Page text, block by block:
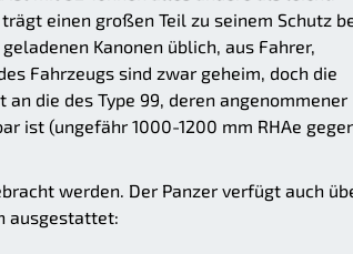
einen großen Teil zu seinem Schutz
Kanonen üblich, aus Fahrer,
Fahrzeugs sind zwar geheim, doch die
die des Type 99, deren angenommener
ist (ungefähr 1000-1200 mm RHAe
werden. Der Panzer verfügt auch
ausgestattet: